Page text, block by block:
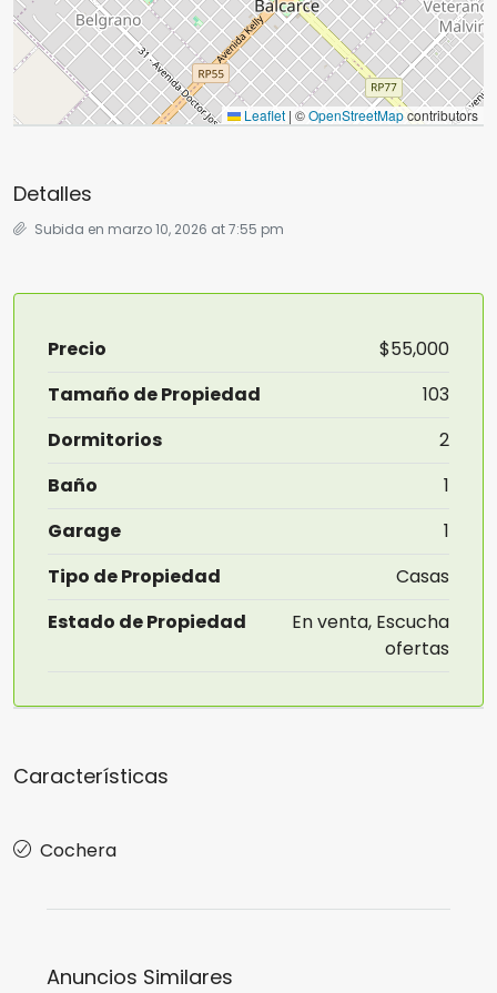
Leaflet | ©OpenStreetMapcontributors
Detalles
Subida en marzo 10, 2026 at 7:55 pm
Precio
$55,000
Tamaño de Propiedad
103
Dormitorios
2
Baño
1
Garage
1
Tipo de Propiedad
Casas
Estado de Propiedad
En venta, Escucha
ofertas
Características
Cochera
Anuncios Similares